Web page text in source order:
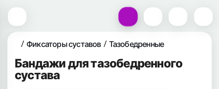
Фиксаторы суставов Тазобедренные
Бандажи для тазобедренного
сустава